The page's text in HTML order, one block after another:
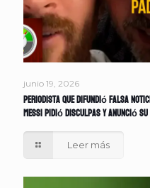
junio 19, 2026
Periodista que difundió falsa
Messi pidió disculpas y anunció
Leer más